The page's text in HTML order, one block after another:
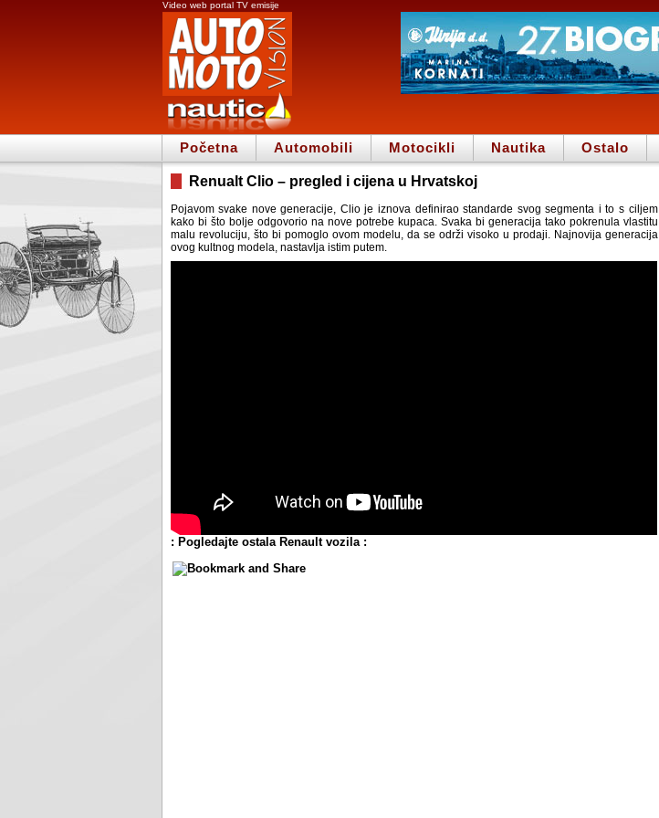
Video web portal TV emisije
Početna Automobili Motocikli Nautika Ostalo
Renualt Clio – pregled i cijena u Hrvatskoj
Pojavom svake nove generacije, Clio je iznova definirao standarde svog segmenta i to s ciljem
kako bi što bolje odgovorio na nove potrebe kupaca. Svaka bi generacija tako pokrenula vlastitu
malu revoluciju, što bi pomoglo ovom modelu, da se održi visoko u prodaji. Najnovija generacija
ovog kultnog modela, nastavlja istim putem.
: Pogledajte ostala Renault vozila :